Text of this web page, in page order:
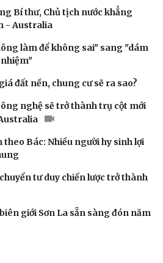
Bí thư, Chủ tịch nước khẳng
- Australia
làm để không sai" sang "dám
đất nền, chung cư sẽ ra sao?
nghệ sẽ trở thành trụ cột mới
theo Bác: Nhiều người hy sinh lợi
tư duy chiến lược trở thành
giới Sơn La sẵn sàng đón năm